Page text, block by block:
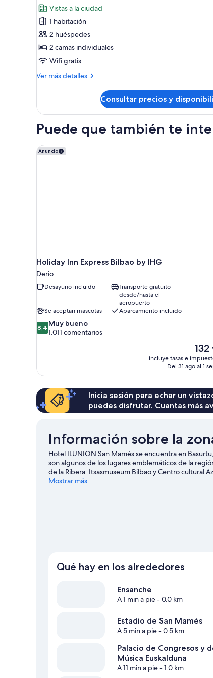
fotos
de
Habitación
doble,
mascotas
Vistas a la ciudad
1 habitación
2 huéspedes
2 camas individuales
Wifi gratis
Ver más detalles
Más
doble,
Consultar precios y
Puede que también te
Anuncio
Holiday Inn Express Bilbao by IHG
Derio
Desayuno incluido
Transporte gratuito
desde/hasta el
aeropuerto
Se aceptan mascotas
Aparcamiento incluido
8.4
sobre
1.011 comentarios
8,4 Muy bueno
1.011 comentarios
El
actual
132 €
132
incluye tasas e
Del 31 ago al 1
Holiday Inn Express Bilbao by IHG
Inicia sesión para echar un
puedes disfrutar. Cuantas más
Información sobre la
Hotel ILUNION San Mamés se encuentra en
son algunos de los lugares emblemáticos de la
de la Ribera. Itsasmuseum Bilbao y Centro cultural
fácil que es moverse en transporte público desde
Mostrar más
Qué hay en los alrededores
Ensanche
A 1 min a pie- 0.0 km
Estadio de San Mamés
A 5 min a pie- 0.5 km
Palacio de Congresos y
Música Euskalduna
A 11 min a pie- 1.0 km